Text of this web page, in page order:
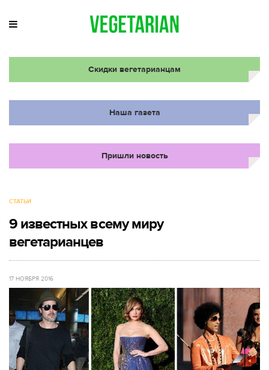
Скидки вегетарианцам
Наша газета
Пришли новость
СТАТЬИ
9 известных всему миру
вегетарианцев
17 НОЯБРЯ 2016